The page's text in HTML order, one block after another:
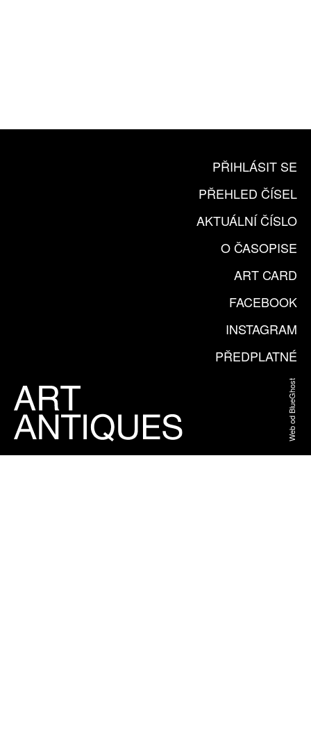
PŘIHLÁSIT SE
PŘEHLED ČÍSEL
AKTUÁLNÍ ČÍSLO
O ČASOPISE
ART CARD
FACEBOOK
INSTAGRAM
PŘEDPLATNÉ
Web od BlueGhost